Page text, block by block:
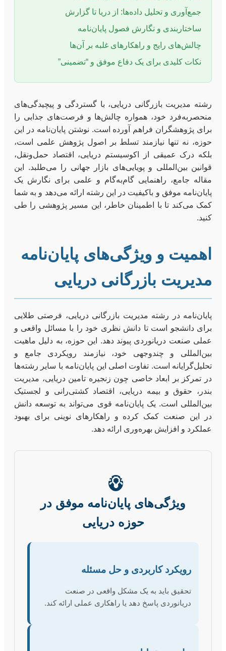
جمع‌آوری و تحلیل داده‌ها: از دریا تا گزارش
ساختاربندی و نگارش فصول پایان‌نامه
چالش‌های رایج و راهکارهای غلبه بر آن‌ها
نکات کلیدی برای یک دفاع موفق و “تضمینی”
رشته مدیریت بازرگانی دریایی، با گستردگی و پیچیدگی‌های
منحصربه‌فرد خود، همواره چالش‌ها و فرصت‌های جذابی را
برای پژوهشگران فراهم آورده است. نوشتن پایان‌نامه در این
حوزه، نه تنها نیازمند تسلط بر اصول پژوهش علمی است،
بلکه درک عمیقی از اکوسیستم دریایی، اقتصاد حمل‌ونقل،
قوانین بین‌المللی و پویایی‌های بازار جهانی را می‌طلبد. این
مقاله جامع، راهنمایی گام‌به‌گام و علمی برای نگارش یک
پایان‌نامه موفق و باکیفیت در این رشته ارائه می‌دهد و به شما
کمک می‌کند تا با اطمینان خاطر، این مسیر پژوهشی را طی
کنید.
اهمیت و ویژگی‌های پایان‌نامه
مدیریت بازرگانی دریایی
پایان‌نامه در رشته مدیریت بازرگانی دریایی، فرصتی طلایی
برای دانشجو است تا دانش نظری خود را با مسائل واقعی و
عملی صنعت دریانوردی پیوند دهد. این حوزه، به دلیل ماهیت
بین‌المللی و چندوجهی خود، نیازمند رویکردی جامع و
تحلیل‌گرایانه است. تفاوت اصلی این پایان‌نامه با سایر رشته‌ها
در تمرکز بر ابعاد خاصی چون زنجیره تامین دریایی، مدیریت
بندر، حقوق و بیمه دریایی، اقتصاد کشتی‌رانی و لجستیک
بین‌المللی است. یک پایان‌نامه قوی می‌تواند به توسعه دانش
در این صنعت کمک کرده و راهکارهای نوینی برای بهبود
عملکرد و افزایش بهره‌وری ارائه دهد.
💡
ویژگی‌های پایان‌نامه موفق در
حوزه دریایی
رویکرد کاربردی و حل مسئله
تحقیق باید به یک مشکل واقعی در صنعت
دریانوردی پاسخ دهد یا راهکاری عملی ارائه کند.